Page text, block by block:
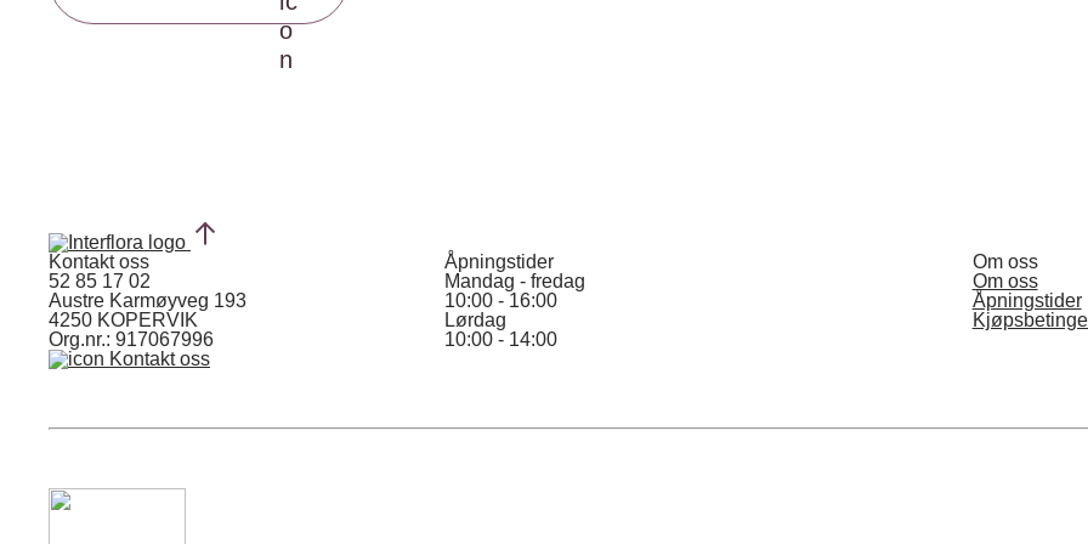
Kontakt oss
52 85 17 02
Austre Karmøyveg 193
4250 KOPERVIK
Org.nr.: 917067996
Kontakt oss
Åpningstider
Mandag - fredag
10:00 - 16:00
Lørdag
10:00 - 14:00
Om oss
Om oss
Åpningstider